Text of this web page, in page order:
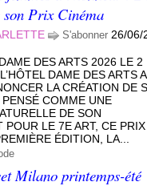
son Prix Cinéma
S'abonner 26/06/
DES ARTS 2026 LE 2
DAME DES ARTS
LA CRÉATION DE
COMME UNE
DE SON
POUR LE 7E ART, CE PRIX
ÉDITION, LA...
Milano printemps-été